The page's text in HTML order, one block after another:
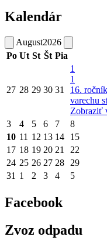
Kalendár
August2026
Po Ut St Št Pia
27 28 29 30 31
1
1
16.
varechu
Zobraziť
3 4 5 6 7 8
10 11 12 13 14 15
17 18 19 20 21 22
24 25 26 27 28 29
31 1 2 3 4 5
Facebook
Zvoz odpadu